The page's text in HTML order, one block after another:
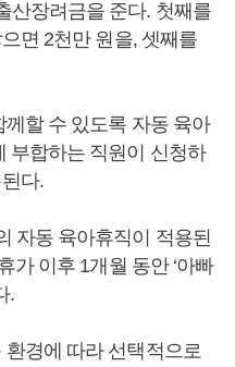
산장려금을 준다. 첫째를
면 2천만 원을, 셋째를
할 수 있도록 자동 육아
부합하는 직원이 신청하
다.
자동 육아휴직이 적용된
가 이후 1개월 동안 ‘아빠
.
경에 따라 선택적으로